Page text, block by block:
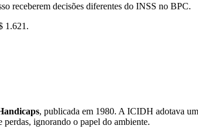
receberem decisões diferentes do INSS no BPC.
1.621.
, publicada em 1980. A ICIDH adotava
perdas, ignorando o papel do ambiente.